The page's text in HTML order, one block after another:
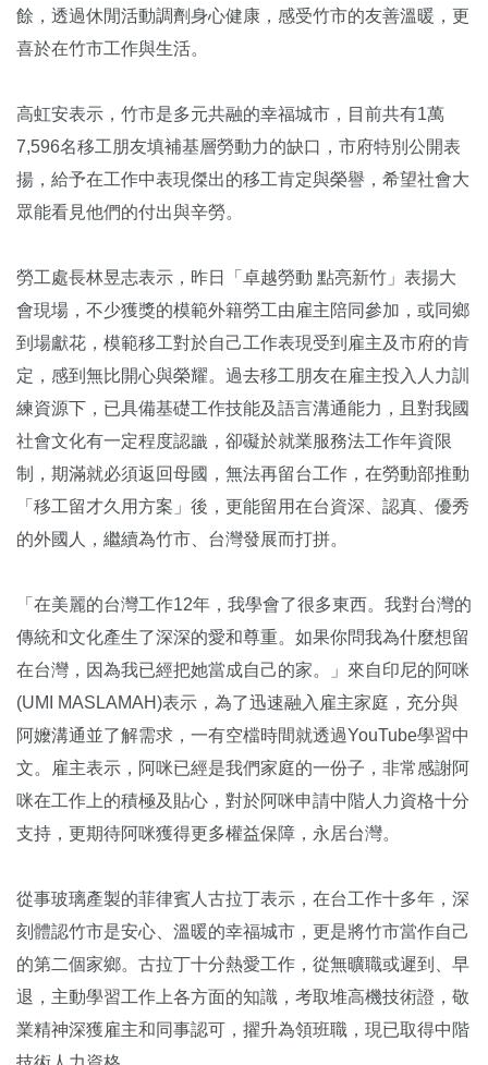
餘，透過休閒活動調劑身心健康，感受竹市的友善溫暖，更
喜於在竹市工作與生活。
高虹安表示，竹市是多元共融的幸福城市，目前共有1萬
7,596名移工朋友填補基層勞動力的缺口，市府特別公開表
揚，給予在工作中表現傑出的移工肯定與榮譽，希望社會大
眾能看見他們的付出與辛勞。
勞工處長林昱志表示，昨日「卓越勞動 點亮新竹」表揚大
會現場，不少獲獎的模範外籍勞工由雇主陪同參加，或同鄉
到場獻花，模範移工對於自己工作表現受到雇主及市府的肯
定，感到無比開心與榮耀。過去移工朋友在雇主投入人力訓
練資源下，已具備基礎工作技能及語言溝通能力，且對我國
社會文化有一定程度認識，卻礙於就業服務法工作年資限
制，期滿就必須返回母國，無法再留台工作，在勞動部推動
「移工留才久用方案」後，更能留用在台資深、認真、優秀
的外國人，繼續為竹市、台灣發展而打拼。
「在美麗的台灣工作12年，我學會了很多東西。我對台灣的
傳統和文化產生了深深的愛和尊重。如果你問我為什麼想留
在台灣，因為我已經把她當成自己的家。」來自印尼的阿咪
(UMI MASLAMAH)表示，為了迅速融入雇主家庭，充分與
阿嬤溝通並了解需求，一有空檔時間就透過YouTube學習中
文。雇主表示，阿咪已經是我們家庭的一份子，非常感謝阿
咪在工作上的積極及貼心，對於阿咪申請中階人力資格十分
支持，更期待阿咪獲得更多權益保障，永居台灣。
從事玻璃產製的菲律賓人古拉丁表示，在台工作十多年，深
刻體認竹市是安心、溫暖的幸福城市，更是將竹市當作自己
的第二個家鄉。古拉丁十分熱愛工作，從無曠職或遲到、早
退，主動學習工作上各方面的知識，考取堆高機技術證，敬
業精神深獲雇主和同事認可，擢升為領班職，現已取得中階